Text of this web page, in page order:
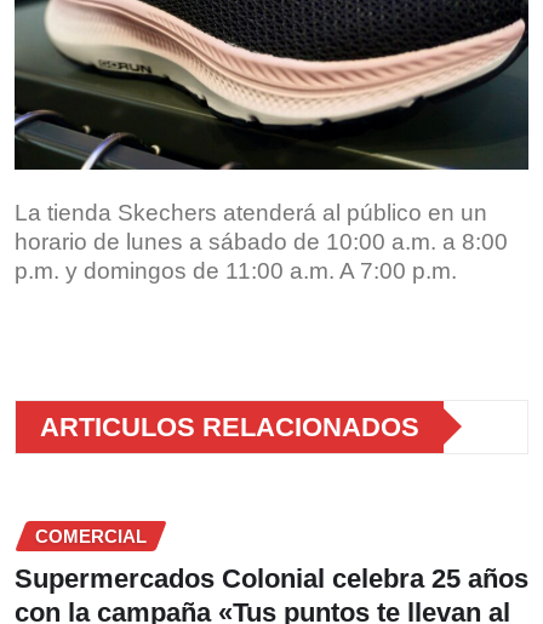
La tienda Skechers atenderá al público en un
horario de lunes a sábado de 10:00 a.m. a 8:00
p.m. y domingos de 11:00 a.m. A 7:00 p.m.
ARTICULOS RELACIONADOS
COMERCIAL
Supermercados Colonial celebra 25 años
con la campaña «Tus puntos te llevan al